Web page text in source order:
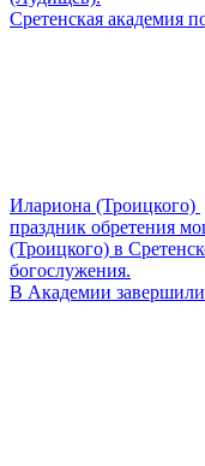
Сретенская академия
Илариона (Троицкого)
праздник обретения
(Троицкого) в
богослужения.
В Академии